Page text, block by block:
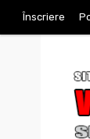
Înscriere